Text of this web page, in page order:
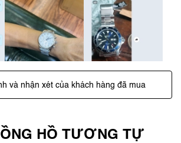
và nhận xét của khách hàng đã mua
HỒ TƯƠNG TỰ